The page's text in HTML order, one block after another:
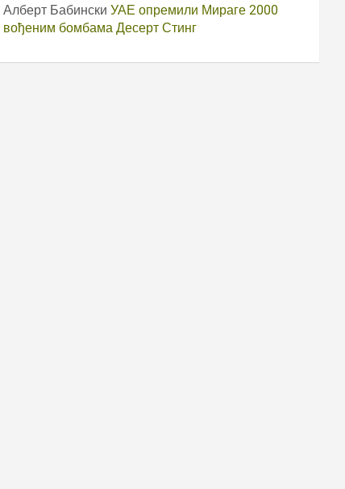
Алберт Бабински УАЕ опремили Мираге 2000
вођеним бомбама Десерт Стинг